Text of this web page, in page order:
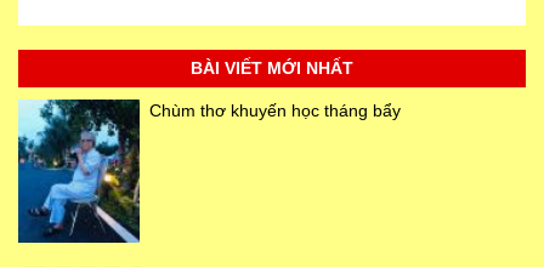
BÀI VIẾT MỚI NHẤT
Chùm thơ khuyến học tháng bẩy